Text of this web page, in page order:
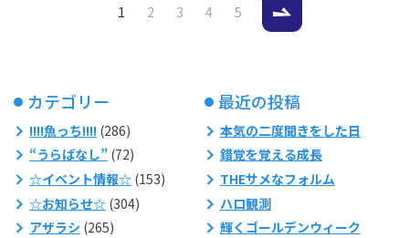
1 （現在のページ）
2 3 4 5
カテゴリー
!!!!魚っち!!!!(286)
“うらばなし”(72)
☆イベント情報☆(153)
☆お知らせ☆(304)
アザラシ (265)
最近の投稿
本気の二度聞きをした日
錯覚を覚える成長
THEサメなフォルム
ハロ観測
輝くゴールデンウィーク